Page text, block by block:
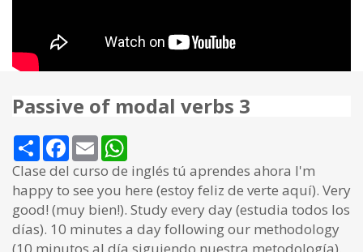
Passive of modal verbs 3
Share Facebook
Email
Clase del curso de inglés tú aprendes ahora I'm
happy to see you here (estoy feliz de verte aquí). Very
good! (muy bien!). Study every day (estudia todos los
días). 10 minutes a day following our methodology